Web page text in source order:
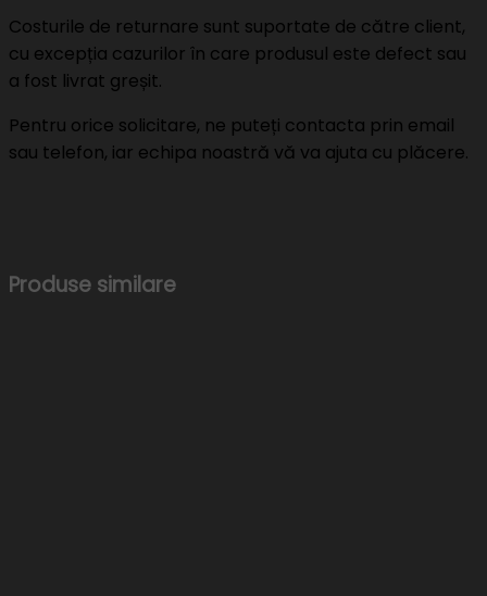
Costurile de returnare sunt suportate de către client,
cu excepția cazurilor în care produsul este defect sau
a fost livrat greșit.
Pentru orice solicitare, ne puteți contacta prin email
sau telefon, iar echipa noastră vă va ajuta cu plăcere.
Produse similare